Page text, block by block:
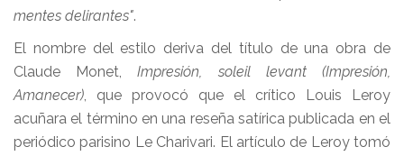
mentes delirantes".
El nombre del estilo deriva del título de una obra de
Claude Monet, Impresión, soleil levant (Impresión,
Amanecer), que provocó que el crítico Louis Leroy
acuñara el término en una reseña satírica publicada en el
periódico parisino Le Charivari. El artículo de Leroy tomó